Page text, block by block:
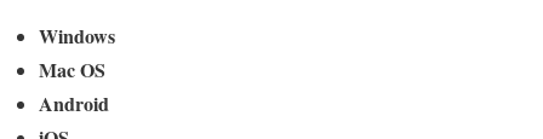
Windows
Mac OS
Android